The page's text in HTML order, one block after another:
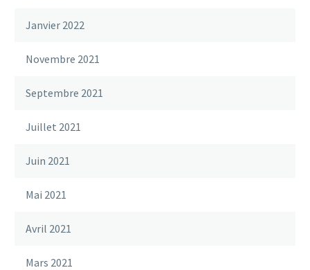
Janvier 2022
Novembre 2021
Septembre 2021
Juillet 2021
Juin 2021
Mai 2021
Avril 2021
Mars 2021